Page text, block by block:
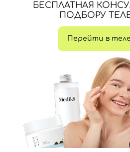
БЕСПЛАТНАЯ
ПОДБОРУ
Перейти в